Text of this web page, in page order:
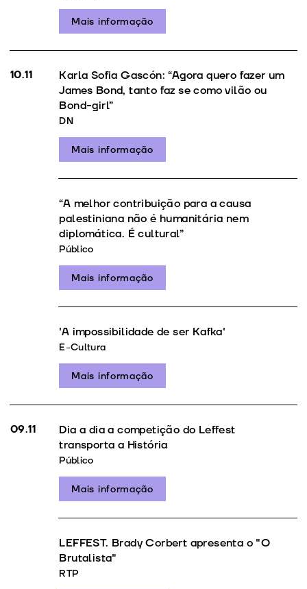
Mais informação
10.11
Karla Sofia Gascón: “Agora quero fazer um
James Bond, tanto faz se como vilão ou
Bond-girl”
DN
Mais informação
“A melhor contribuição para a causa
palestiniana não é humanitária nem
diplomática. É cultural”
Público
Mais informação
'A impossibilidade de ser Kafka'
E-Cultura
Mais informação
09.11
Dia a dia a competição do Leffest
transporta a História
Público
Mais informação
LEFFEST. Brady Corbert apresenta o "O
Brutalista"
RTP